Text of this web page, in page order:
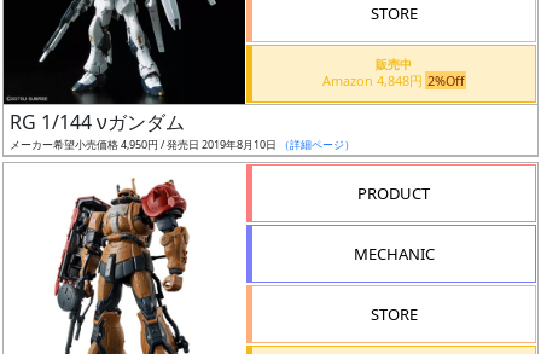
STORE
販売中
Amazon 4,848円 2%Off
RG 1/144 νガンダム
メーカー希望小売価格 4,950円 / 発売日 2019年8月10日 （詳細ページ）
PRODUCT
MECHANIC
STORE